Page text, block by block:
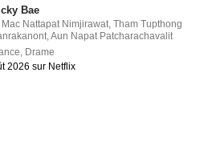
Bae
Mac Nattapat Nimjirawat,Tham Tupthong
,Aun Napat Patcharachavalit
, Drame
2026 sur Netflix